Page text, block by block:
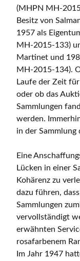
(MHPN MH-
Besitz von
1957 als
MH-2015-133)
Martinet und
MH-2015-134).
Laufe der Zeit
oder ob das
Sammlungen
werden.
in der Sammlung
Eine
Lücken in einer
Kohärenz zu
dazu führen,
Sammlungen
vervollständigt
erwähnten
rosafarbenem
Im Jahr 1947